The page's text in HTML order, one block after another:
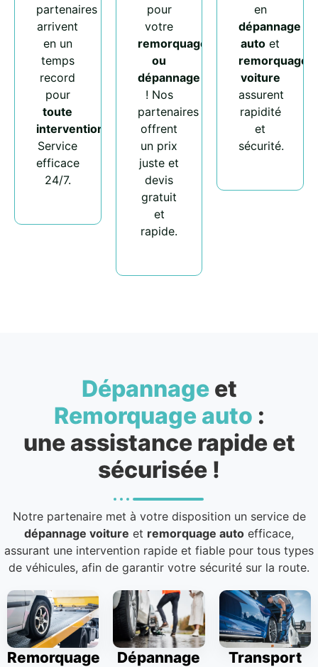
partenaires
arrivent
en un
temps
record
pour
toute
intervention
Service
efficace
24/7.
pour
votre
remorquage
ou
dépannage
! Nos
partenaires
offrent
un prix
juste et
devis
gratuit
et
rapide.
en
dépannage
auto et
remorquage
voiture
assurent
rapidité
et
sécurité.
Dépannageet
Remorquage auto :
une assistance rapide et
sécurisée !
Notre partenaire met à votre disposition un service de
dépannage voiture et remorquage auto efficace,
assurant une intervention rapide et fiable pour tous types
de véhicules, afin de garantir votre sécurité sur la route.
Remorquage
Dépannage
Transport